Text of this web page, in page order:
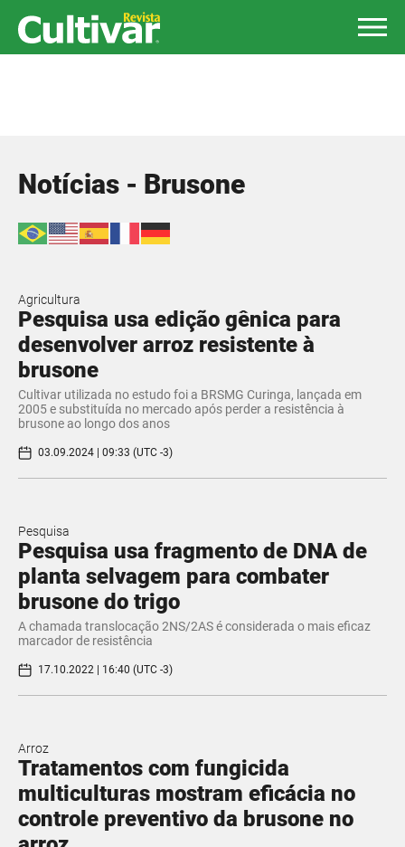
Notícias - Brusone
Agricultura
Pesquisa usa edição gênica para
desenvolver arroz resistente à
brusone
Cultivar utilizada no estudo foi a BRSMG Curinga, lançada em
2005 e substituída no mercado após perder a resistência à
brusone ao longo dos anos
03.09.2024 | 09:33 (UTC -3)
Pesquisa
Pesquisa usa fragmento de DNA de
planta selvagem para combater
brusone do trigo
A chamada translocação 2NS/2AS é considerada o mais eficaz
marcador de resistência
17.10.2022 | 16:40 (UTC -3)
Arroz
Tratamentos com fungicida
multiculturas mostram eficácia no
controle preventivo da brusone no